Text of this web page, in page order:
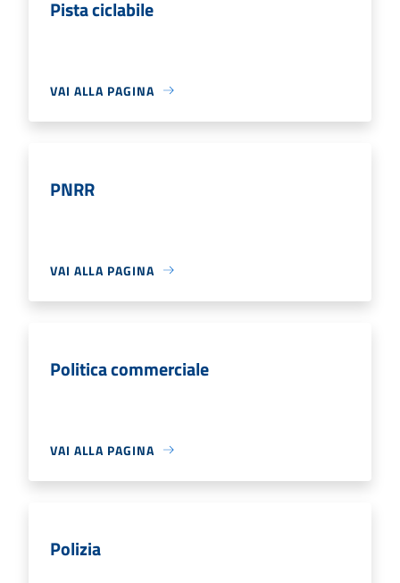
Pista ciclabile
VAI ALLA PAGINA
PNRR
VAI ALLA PAGINA
Politica commerciale
VAI ALLA PAGINA
Polizia